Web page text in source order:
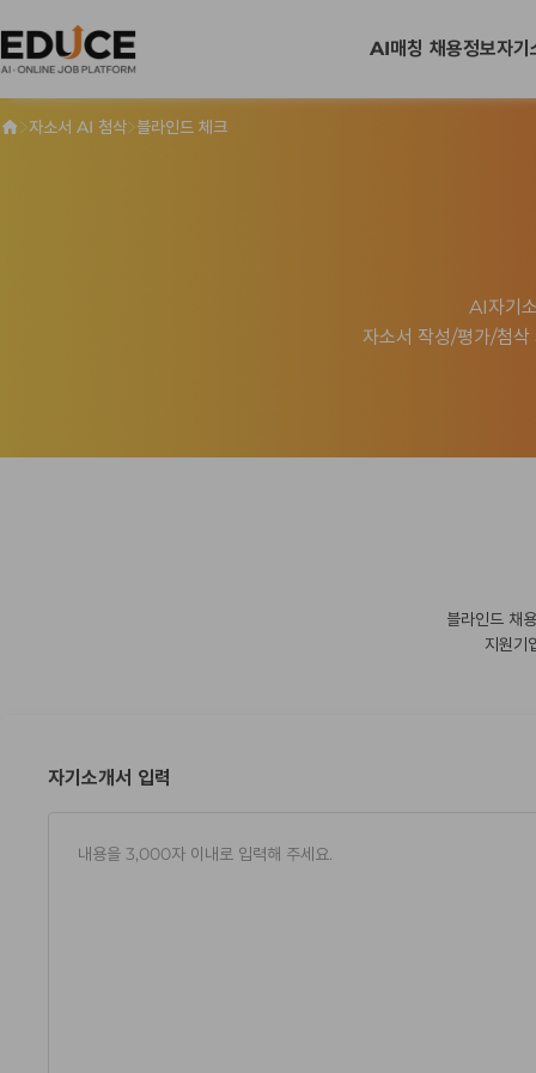
AI매칭 채용정보자기
>자소서 AI 첨삭>블라인드 체크
AI자기
자소서 작성/평가/첨
블라인드 채
지원기
자기소개서 입력